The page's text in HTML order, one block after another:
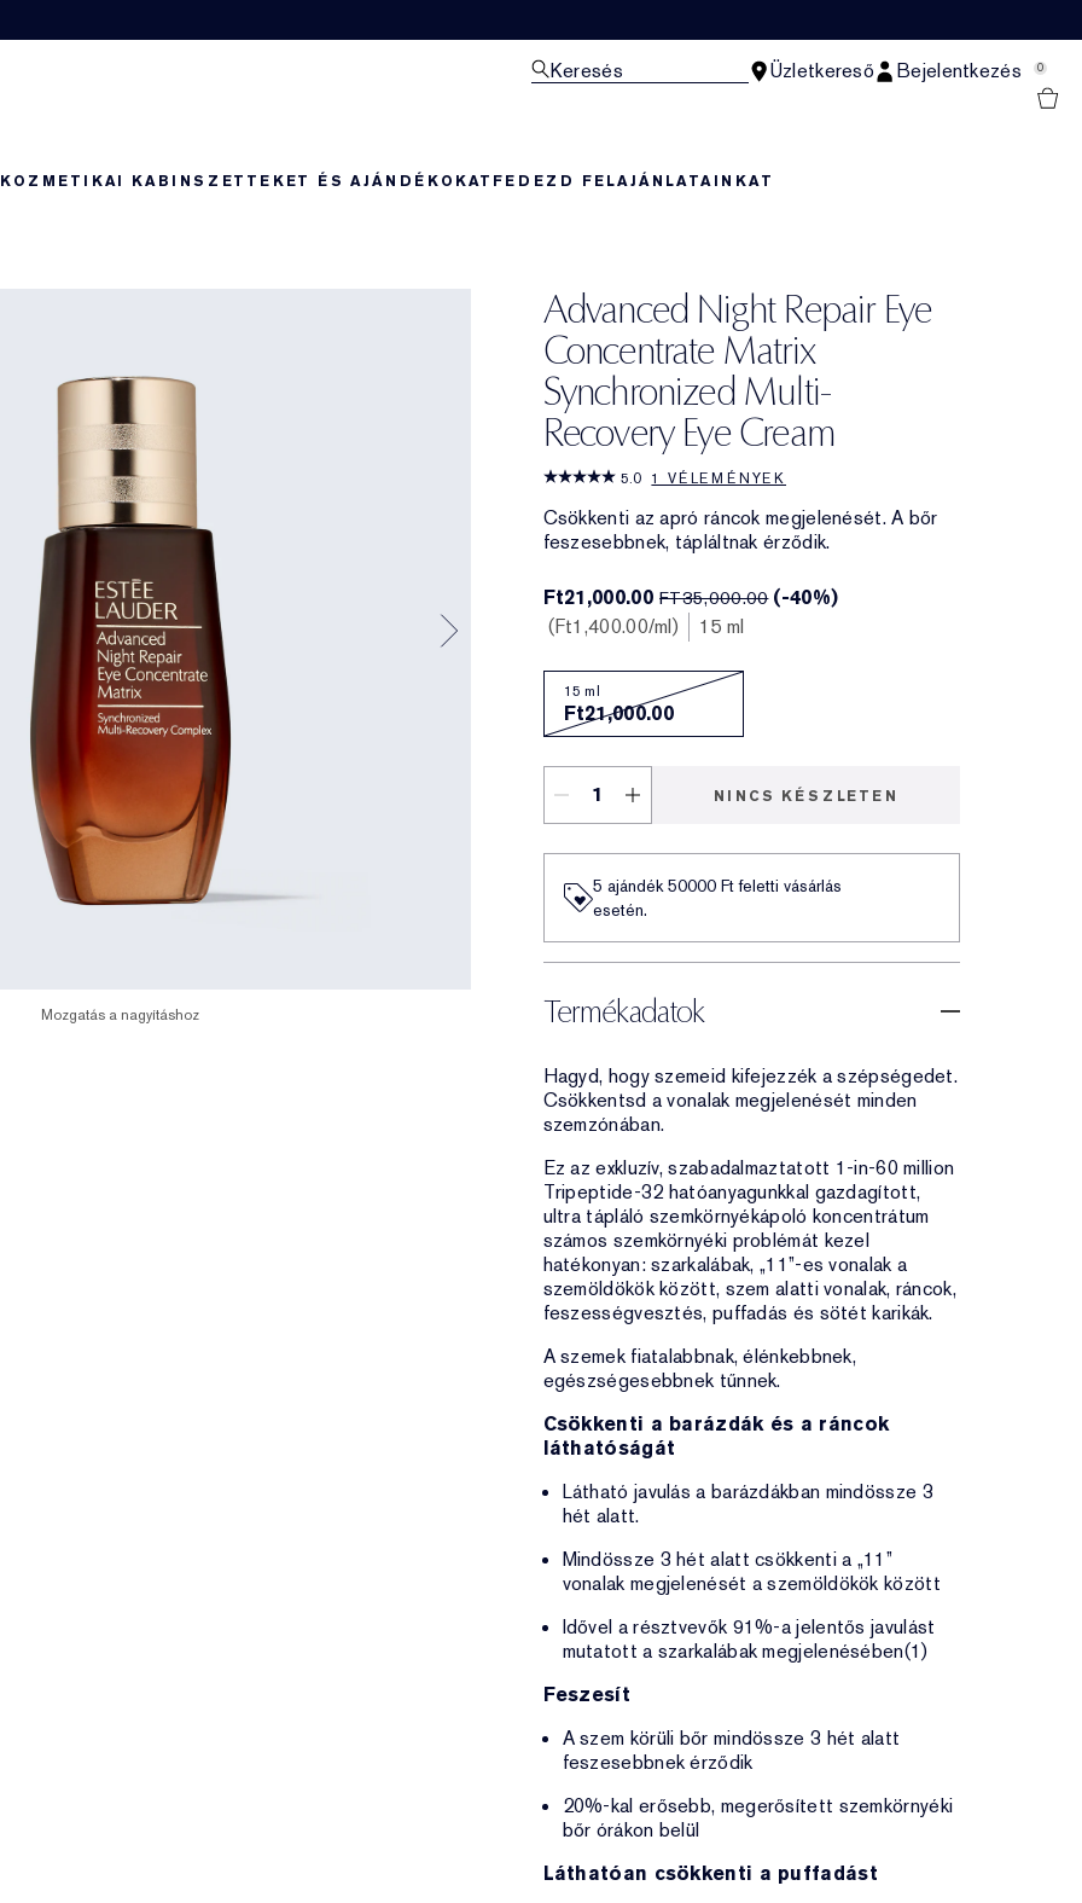
Keresés Üzletkereső Bejelentkezés 0
KOZMETIKAI KABINSZETTEKET ÉS AJÁNDÉKOKAT FEDEZD FELAJÁNLATAINKAT
Advanced Night Repair Eye
Concentrate Matrix
Synchronized Multi-
Recovery Eye Cream
5.0 1 VÉLEMÉNYEK
Csökkenti az apró ráncok megjelenését. A bőr
feszesebbnek, tápláltnak érződik.
Mozgatás a nagyításhoz
Ft21,000.00FT35,000.00 (-40%)
Ft1,400.00/ml 15 ml
15 ml
Ft21,000.00
NINCS KÉSZLETEN
5 ajándék 50000​ Ft feletti vásárlás
esetén.
Termékadatok
Hagyd, hogy szemeid kifejezzék a szépségedet.
Csökkentsd a vonalak megjelenését minden
szemzónában.
Ez az exkluzív, szabadalmaztatott 1-in-60 million
Tripeptide-32 hatóanyagunkkal gazdagított,
ultra tápláló szemkörnyékápoló koncentrátum
számos szemkörnyéki problémát kezel
hatékonyan: szarkalábak, „11”-es vonalak a
szemöldökök között, szem alatti vonalak, ráncok,
feszességvesztés, puffadás és sötét karikák.
A szemek fiatalabbnak, élénkebbnek,
egészségesebbnek tűnnek.
Csökkenti a barázdák és a ráncok
láthatóságát
Látható javulás a barázdákban mindössze 3
hét alatt.
Mindössze 3 hét alatt csökkenti a „11”
vonalak megjelenését a szemöldökök között
Idővel a résztvevők 91%-a jelentős javulást
mutatott a szarkalábak megjelenésében(1)
Feszesít
A szem körüli bőr mindössze 3 hét alatt
feszesebbnek érződik
20%-kal erősebb, megerősített szemkörnyéki
bőr órákon belül
Láthatóan csökkenti a puffadást